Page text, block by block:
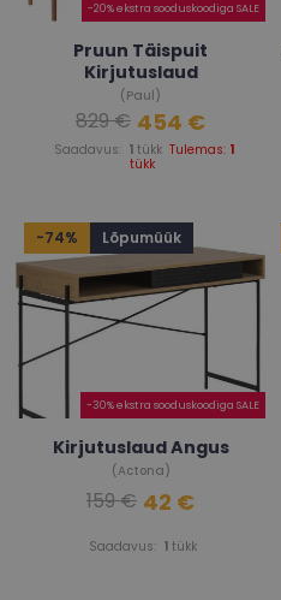
-20% ekstra sooduskoodiga SALE
Pruun Täispuit
Kirjutuslaud
(Paul)
Saadavus: 1 tükk Tulemas: 1
tükk
829 € 454 €
-74% Lõpumüük
-30% ekstra sooduskoodiga SALE
Kirjutuslaud Angus
(Actona)
Saadavus: 1tükk
159 € 42 €